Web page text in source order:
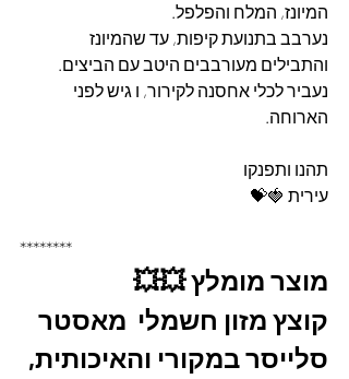
המיונז, המלח והפלפל.
נערבב בתנועת קיפות, עד שהמיונז
והתבילים מעורבבים היטב עם הביצים.
נעביר לכלי אחסנה לקירור, ו גיש לפני
הארוחה.
תהנו ותפנקו
עירית 🍓💝
********
מוצר מומלץ 💥💥
קוצץ מזון חשמלי  מאסטר
סלייסר במקורי והאיכותית,